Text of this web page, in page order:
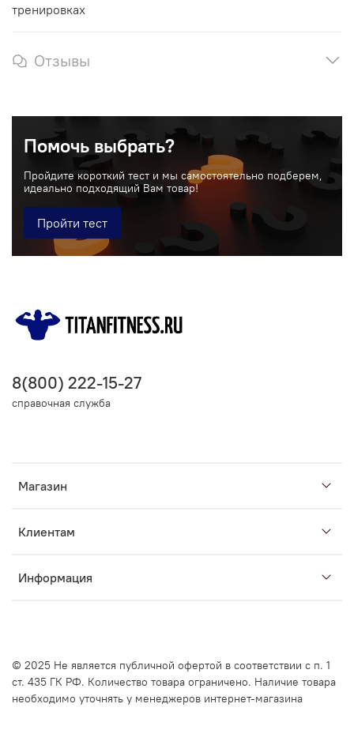
тренировках
Отзывы
Помочь выбрать?
Пройдите короткий тест и мы самостоятельно подберем,
идеально подходящий Вам товар!
Пройти тест
Магазин
Клиентам
Информация
8(800) 222-15-27
справочная служба
© 2025 Не является публичной офертой в соответствии с п. 1
ст. 435 ГК РФ. Количество товара ограничено. Наличие товара
необходимо уточнять у менеджеров интернет-магазина